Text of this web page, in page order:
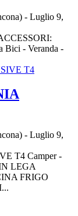
- Luglio 9,
Bici - Veranda -
- Luglio 9,
T4 Camper -
LEGA
FRIGO